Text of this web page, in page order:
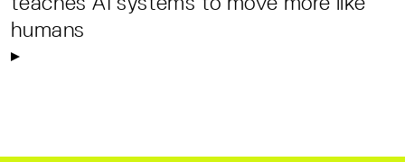
humans